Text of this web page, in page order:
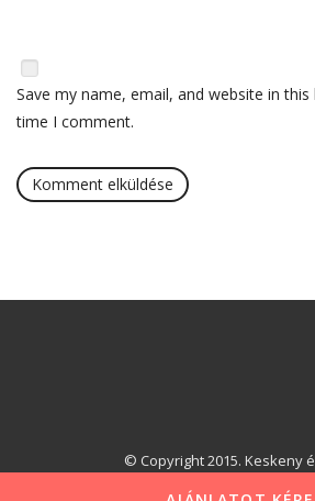
Save my name, email, and website in
time I comment.
© Copyright 2015. Keskeny